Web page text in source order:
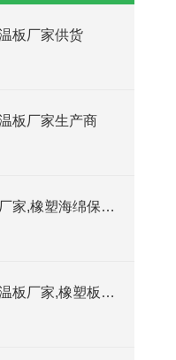
板厂家供货
板厂家生产商
优质橡塑保温板厂家,橡塑海绵保温材料供货商
阻燃海绵橡塑保温板厂家,橡塑板厂家销售点